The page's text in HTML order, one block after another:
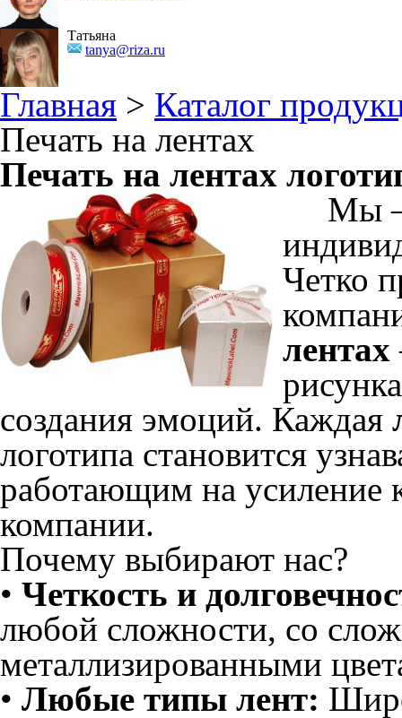
Татьяна
tanya@riza.ru
Главная > Каталог
Печать на лентах
Печать на лентах
Мы —
Четко
лентах
создания эмоций. Каждая
логотипа становится
работающим на усиление
компании.
Почему выбирают нас?
• Четкость и
любой сложности, со
металлизированными
• Любые типы лент: